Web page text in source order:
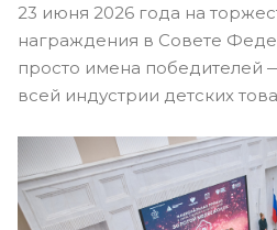
23 июня 2026 года на
награждения в Совете
просто имена победителей
всей индустрии детских